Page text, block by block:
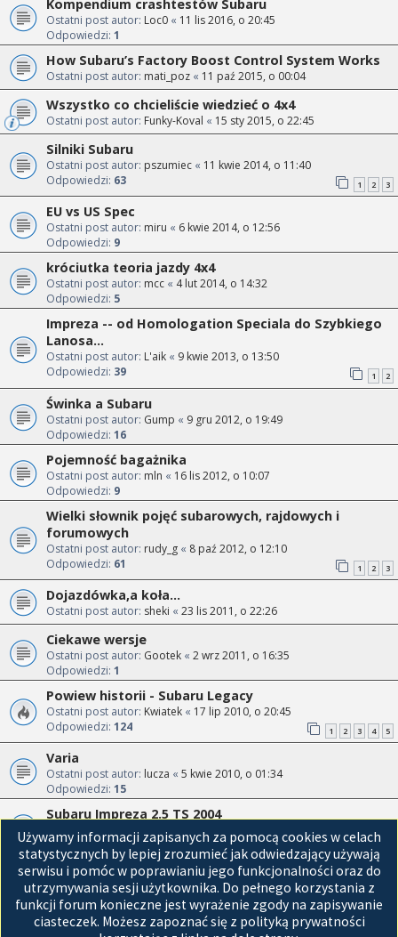
Kompendium crashtestów Subaru
Ostatni post autor: Loc0 « 11 lis 2016, o 20:45
Odpowiedzi: 1
How Subaru’s Factory Boost Control System Works
Ostatni post autor: mati_poz « 11 paź 2015, o 00:04
Wszystko co chcieliście wiedzieć o 4x4
Ostatni post autor: Funky-Koval « 15 sty 2015, o 22:45
Silniki Subaru
Ostatni post autor: pszumiec « 11 kwie 2014, o 11:40
Odpowiedzi: 63 1 2 3
EU vs US Spec
Ostatni post autor: miru « 6 kwie 2014, o 12:56
Odpowiedzi: 9
króciutka teoria jazdy 4x4
Ostatni post autor: mcc « 4 lut 2014, o 14:32
Odpowiedzi: 5
Impreza -- od Homologation Speciala do Szybkiego
Lanosa...
Ostatni post autor: L'aik « 9 kwie 2013, o 13:50
Odpowiedzi: 39 1 2
Świnka a Subaru
Ostatni post autor: Gump « 9 gru 2012, o 19:49
Odpowiedzi: 16
Pojemność bagażnika
Ostatni post autor: mln « 16 lis 2012, o 10:07
Odpowiedzi: 9
Wielki słownik pojęć subarowych, rajdowych i
forumowych
Ostatni post autor: rudy_g « 8 paź 2012, o 12:10
Odpowiedzi: 61 1 2 3
Dojazdówka,a koła...
Ostatni post autor: sheki « 23 lis 2011, o 22:26
Ciekawe wersje
Ostatni post autor: Gootek « 2 wrz 2011, o 16:35
Odpowiedzi: 1
Powiew historii - Subaru Legacy
Ostatni post autor: Kwiatek « 17 lip 2010, o 20:45
Odpowiedzi: 124 1 2 3 4 5
Varia
Ostatni post autor: lucza « 5 kwie 2010, o 01:34
Odpowiedzi: 15
Subaru Impreza 2.5 TS 2004
Ostatni post autor: citan
20 mar 2010, o 09:49
Odpowiedzi:11
Przejdź do
Używamy informacji zapisanych za pomocą cookies w celach
statystycznych by lepiej zrozumieć jak odwiedzający używają
serwisu i pomóc w poprawianiu jego funkcjonalności oraz do
utrzymywania sesji użytkownika. Do pełnego korzystania z
funkcji forum konieczne jest wyrażenie zgody na zapisywanie
ciasteczek. Możesz zapoznać się z polityką prywatności
Strona główna